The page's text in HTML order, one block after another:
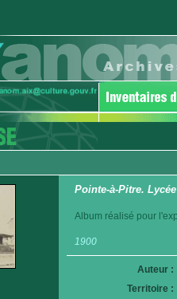
Pointe-à-Pitre.
Album réalisé pour
1900
Auteur :
Territoire :